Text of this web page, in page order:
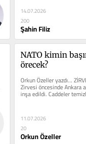
14.07.2026
200
Şahin Filiz
NATO kimin
örecek?
Orkun Özeller yazdı…
Zirvesi öncesinde Ankara
inşa edildi. Caddeler
11.07.2026
20
Orkun Özeller